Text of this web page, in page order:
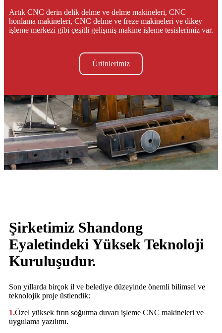
Artık CNC derin delik delme ve delme makineleri, CNC
honlama makineleri, CNC delme ve freze makineleri ve dikey
işleme merkezi gibi çeşitli gelişmiş makine işleme tesislerimiz var.
Ürünlerimiz
Şirketimiz Shandong
Eyaletindeki Yüksek Teknoloji
Kuruluşudur.
Son yıllarda birçok il ve belediye düzeyinde önemli bilimsel ve
teknolojik proje üstlendik:
1.Özel yüksek fırın soğutma duvarı işleme CNC makineleri ve
uygulama yazılımı.